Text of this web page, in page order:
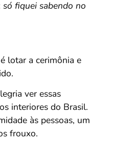
só fiquei sabendo no
lotar a cerimônia e
ver essas
interiores do Brasil.
às pessoas, um
frouxo.